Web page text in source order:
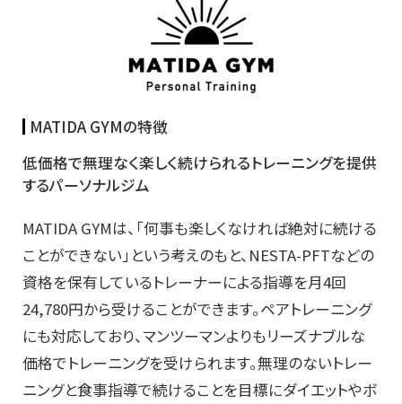
MATIDA GYMの特徴
低価格で無理なく楽しく続けられるトレーニングを提供
するパーソナルジム
MATIDA GYMは、「何事も楽しくなければ絶対に続ける
ことができない」という考えのもと、NESTA-PFTなどの
資格を保有しているトレーナーによる指導を月4回
24,780円から受けることができます。ペアトレーニング
にも対応しており、マンツーマンよりもリーズナブルな
価格でトレーニングを受けられます。無理のないトレー
ニングと食事指導で続けることを目標にダイエットやボ